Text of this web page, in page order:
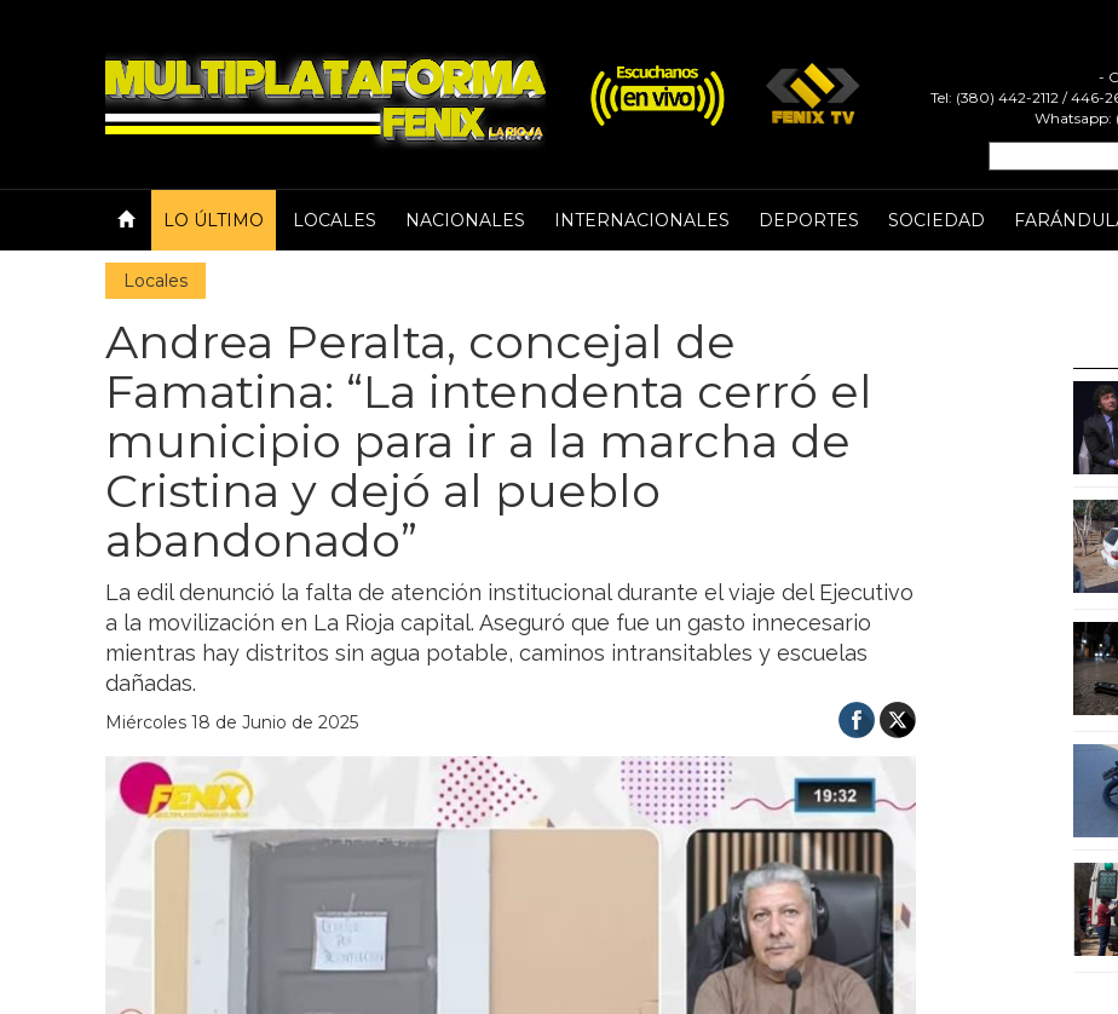
-
Tel: (380) 442-2112 / 446-
Whatsapp:
LO ÚLTIMO LOCALES NACIONALES INTERNACIONALES DEPORTES SOCIEDAD
Locales
Andrea Peralta, concejal de
Famatina: “La intendenta cerró el
municipio para ir a la marcha de
Cristina y dejó al pueblo
abandonado”
La edil denunció la falta de atención institucional durante el viaje del Ejecutivo
a la movilización en La Rioja capital. Aseguró que fue un gasto innecesario
mientras hay distritos sin agua potable, caminos intransitables y escuelas
dañadas.
Miércoles 18 de Junio de 2025